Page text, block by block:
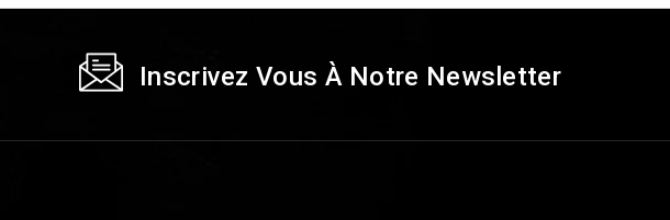
Inscrivez Vous À Notre Newsletter